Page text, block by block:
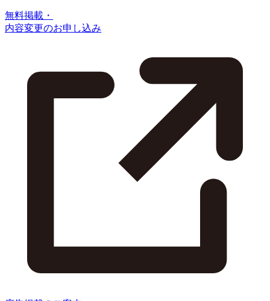
無料掲載・
内容変更のお申し込み